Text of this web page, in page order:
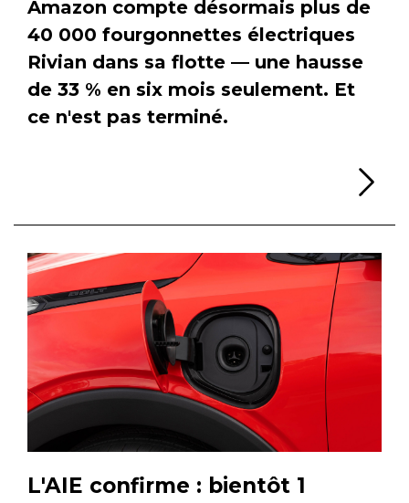
Amazon compte désormais plus de
40 000 fourgonnettes électriques
Rivian dans sa flotte — une hausse
de 33 % en six mois seulement. Et
ce n'est pas terminé.
L'AIE confirme : bientôt 1